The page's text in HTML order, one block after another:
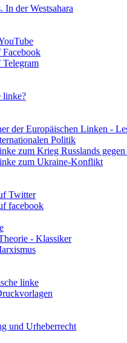
In der Westsahara
Facebook
Telegram
linke?
der Europäischen Linken -
Politik
zum Krieg Russlands
zum Ukraine-Konflikt
Twitter
facebook
- Klassiker
linke
und Urheberrecht